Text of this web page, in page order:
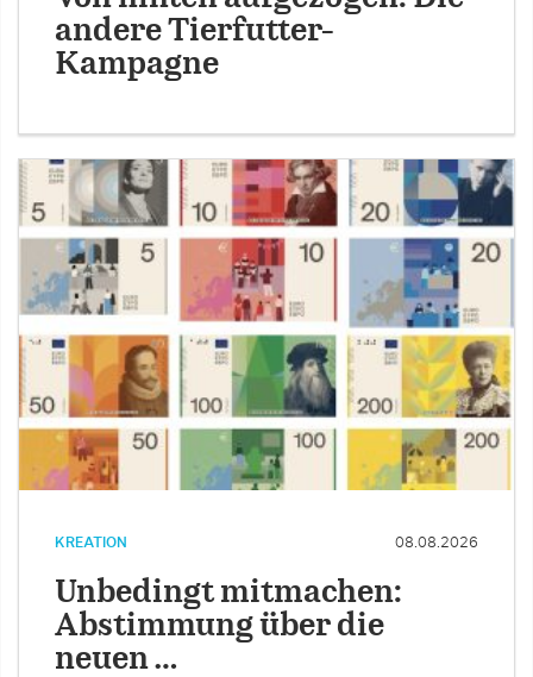
andere Tierfutter-
Kampagne
KREATION 08.08.2026
Unbedingt mitmachen:
Abstimmung über die
neuen …